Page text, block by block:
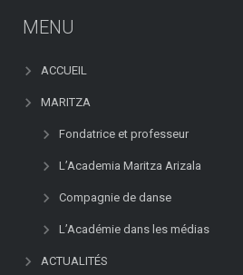
MENU
ACCUEIL
MARITZA
Fondatrice et professeur
L’Academia Maritza Arizala
Compagnie de danse
L’Académie dans les médias
ACTUALITÉS